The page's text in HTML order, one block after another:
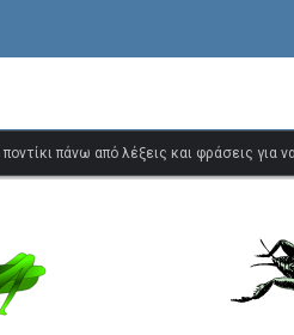
πάνω από λέξεις και φράσεις για